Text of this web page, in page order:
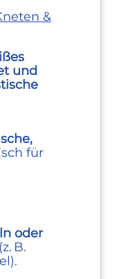
&
und
für
oder
B.